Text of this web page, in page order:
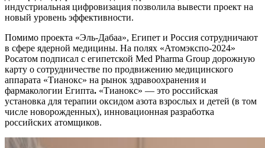
индустриальная цифровизация позволила вывести проект на
новый уровень эффективности.
Помимо проекта «Эль-Дабаа», Египет и Россия сотрудничают
в сфере ядерной медицины. На полях «Атомэкспо-2024»
Росатом подписал с египетской Med Pharma Group дорожную
карту о сотрудничестве по продвижению медицинского
аппарата «Тианокс» на рынок здравоохранения и
фармакологии Египта. «Тианокс» — это российская
установка для терапии оксидом азота взрослых и детей (в том
числе новорожденных), инновационная разработка
российских атомщиков.